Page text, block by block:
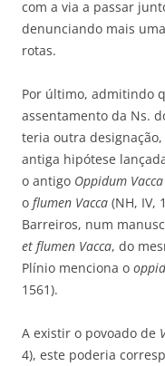
com a via a passar
denunciando mais
rotas.
Por último, admitindo
assentamento da Ns.
teria outra
antiga hipótese
o antigo Oppidum Vacca
o flumen Vacca (NH, IV,
Barreiros, num
et flumen Vacca, do
Plínio menciona o
1561).
A existir o povoado de
4), este poderia